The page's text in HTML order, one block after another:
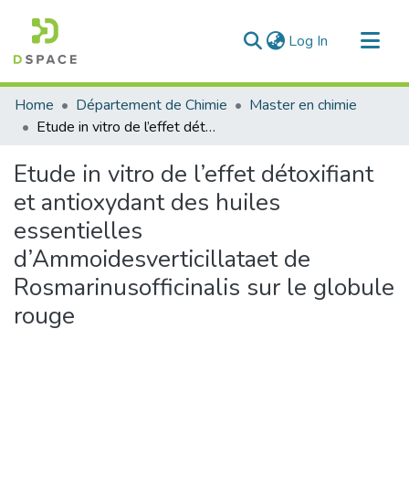
Log In (current)
Communities & Collections
All of DSpace
Home Département de Chimie
Master en chimie
Etude in vitro de l’effet détoxifiant et antioxydant des huiles essentielles d’Ammoidesverticillataet de Rosmarinusofficinalis sur le globule rouge
Etude in vitro de l’effet détoxifiant
et antioxydant des huiles
essentielles
d’Ammoidesverticillataet de
Rosmarinusofficinalis sur le globule
rouge